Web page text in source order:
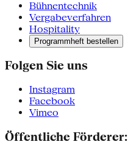
Bühnentechnik
Vergabeverfahren
Hospitality
Programmheft bestellen
Folgen Sie uns
Instagram
Facebook
Vimeo
Öffentliche Förderer: